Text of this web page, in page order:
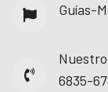
Guías-
6835-